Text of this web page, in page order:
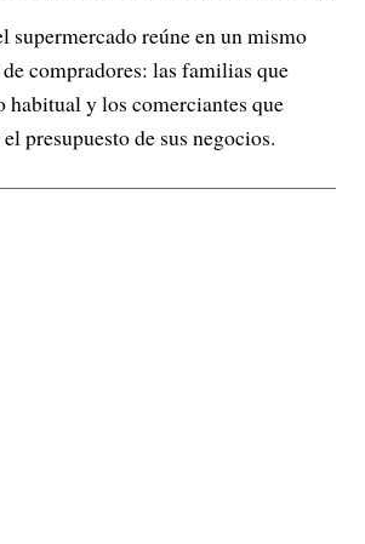
supermercado reúne en un mismo
compradores: las familias que
habitual y los comerciantes que
presupuesto de sus negocios.